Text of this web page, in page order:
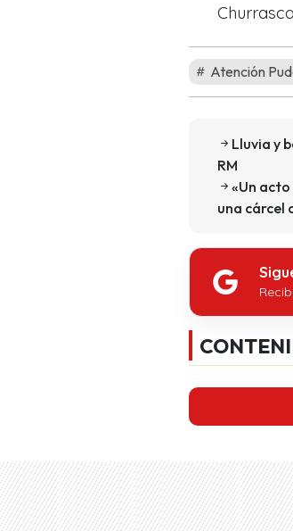
Atención
Lluvia y
RM
«Un
una cárcel